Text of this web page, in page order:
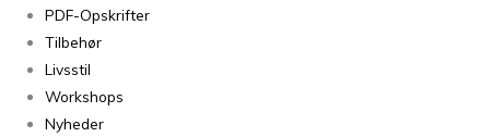
PDF-Opskrifter
Tilbehør
Livsstil
Workshops
Nyheder